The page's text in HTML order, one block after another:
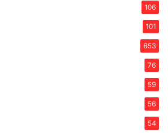
106
101
653
76
59
56
54